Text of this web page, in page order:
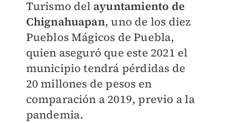
Turismo del ayuntamiento de
Chignahuapan, uno de los diez
Pueblos Mágicos de Puebla,
quien aseguró que este 2021 el
municipio tendrá pérdidas de
20 millones de pesos en
comparación a 2019, previo a la
pandemia.